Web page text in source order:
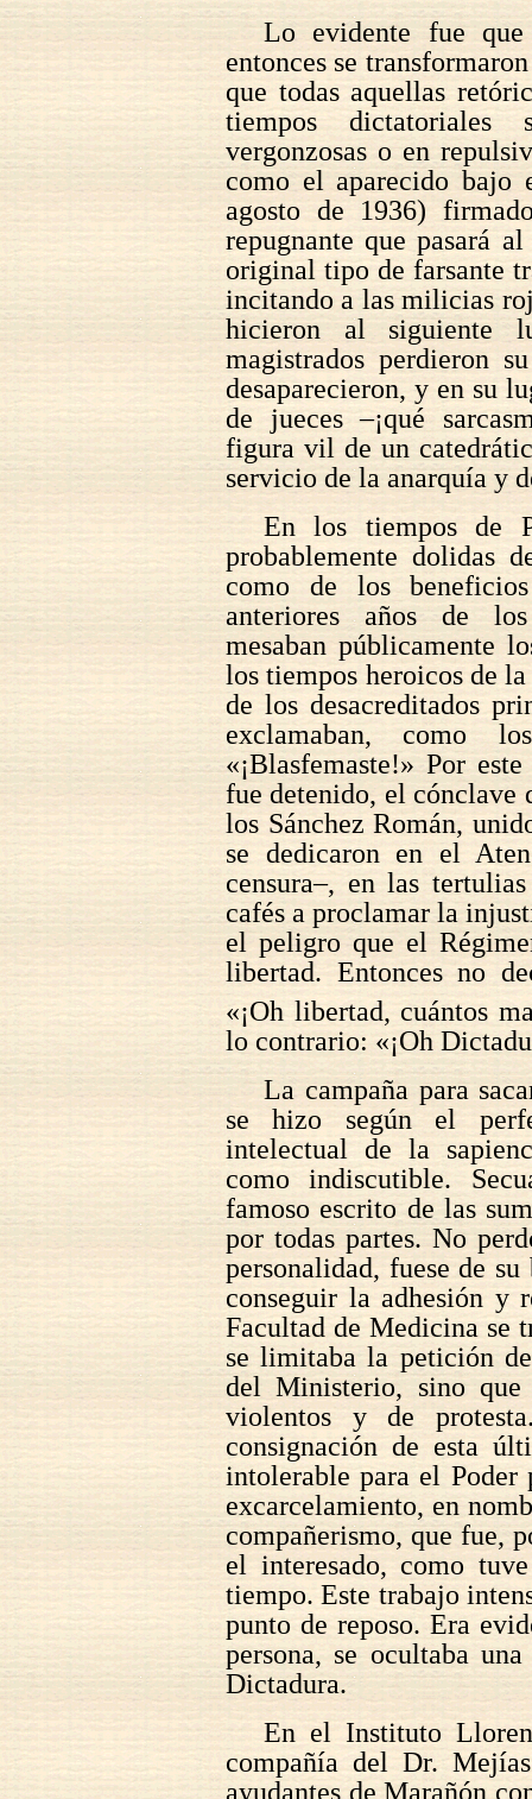
Lo evidente fue que
entonces se
que todas aquellas
tiempos dictatoriales
vergonzosas o en
como el aparecido
agosto de 1936)
repugnante que pasará
original tipo de farsante
incitando a las milicias
hicieron al siguiente
magistrados perdieron
desaparecieron, y en su
de jueces –¡qué
figura vil de un
servicio de la anarquía y
En los tiempos de
probablemente dolidas
como de los
anteriores años de
mesaban públicamente
los tiempos heroicos de
de los desacreditados
exclamaban, como
«¡Blasfemaste!» Por
fue detenido, el cónclave
los Sánchez Román,
se dedicaron en el
censura–, en las
cafés a proclamar la
el peligro que el
libertad. Entonces no
«¡Oh libertad, cuántos
lo contrario: «¡Oh
La campaña para
se hizo según el
intelectual de la
como indiscutible.
famoso escrito de las
por todas partes. No
personalidad, fuese de
conseguir la adhesión y
Facultad de Medicina se
se limitaba la petición
del Ministerio, sino que
violentos y de
consignación de esta
intolerable para el Poder
excarcelamiento, en
compañerismo, que fue,
el interesado, como
tiempo. Este trabajo
punto de reposo. Era
persona, se ocultaba
Dictadura.
En el Instituto
compañía del Dr.
ayudantes de Marañón